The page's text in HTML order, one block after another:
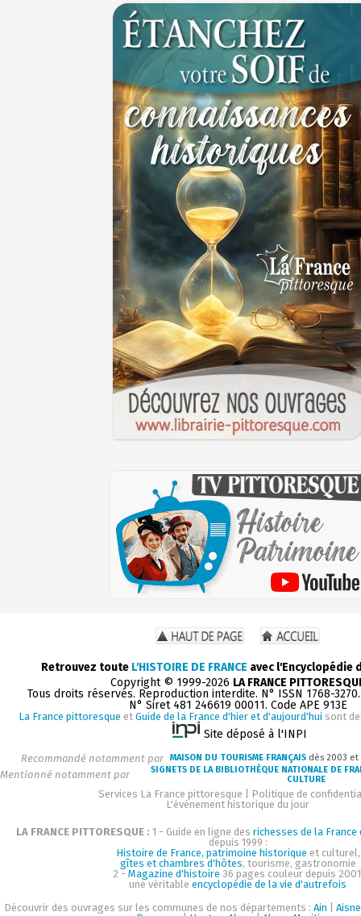
Retrouvez toute L'HISTOIRE DE FRANCE avec l'Encyclopédie
Copyright © 1999-2026 LA FRANCE
Tous droits réservés. Reproduction interdite. N° ISSN 1768-
N° Siret 481 246619 00011. Code APE 913E
La France pittoresque et Guide de la France d'hier et d'aujourd'hui sont
Site déposé à l'INPI
Recommandé notamment par MAISON DU TOURISME FRANÇAIS dès 2003 et
Mentionné notamment par
SIGNETS DE LA BIBLIOTHÈQUE NATIONALE DE
CULTURE
Services La France pittoresque
Politique de
L'événement historique du jour
LA FRANCE PITTORESQUE : 1 - Guide en ligne des richesses de la
depuis 1999 :
Histoire de France, patrimoine historique et culturel,
gîtes et chambres d'hôtes, tourisme, gastronomie
2 - Magazine d'histoire 36 pages couleur depuis
une véritable encyclopédie de la vie d'autrefois
Découvrir des ouvrages sur les communes de nos départements : Ain
Aisne